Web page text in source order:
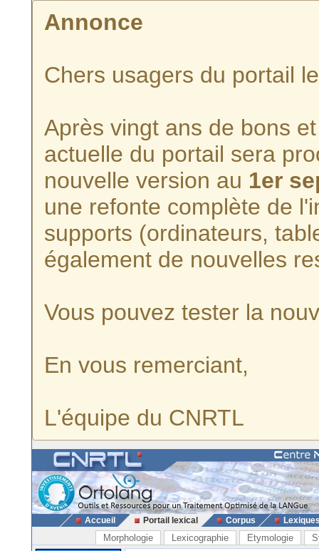
Annonce
Chers usagers du portail
Après vingt ans de bons
actuelle du portail sera
nouvelle version au 1er
une refonte complète de
supports (ordinateurs,
également de nouvelles
Vous pouvez tester la
En vous remerciant,
L'équipe du CNRTL
Accueil Portail lexical Corpus
Morphologie Lexicographie Etymologie